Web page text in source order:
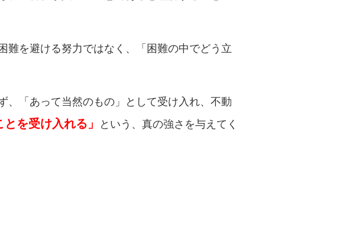
難を避ける努力ではなく、「困難の中でどう立
、「あって当然のもの」として受け入れ、不動
を受け入れる」
という、真の強さを与えてく